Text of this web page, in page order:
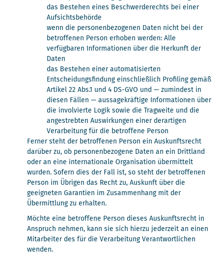
das Bestehen eines Beschwerderechts bei einer
Aufsichtsbehörde
wenn die personenbezogenen Daten nicht bei der
betroffenen Person erhoben werden: Alle
verfügbaren Informationen über die Herkunft der
Daten
das Bestehen einer automatisierten
Entscheidungsfindung einschließlich Profiling gemäß
Artikel 22 Abs.1 und 4 DS-GVO und — zumindest in
diesen Fällen — aussagekräftige Informationen über
die involvierte Logik sowie die Tragweite und die
angestrebten Auswirkungen einer derartigen
Verarbeitung für die betroffene Person
Ferner steht der betroffenen Person ein Auskunftsrecht
darüber zu, ob personenbezogene Daten an ein Drittland
oder an eine internationale Organisation übermittelt
wurden. Sofern dies der Fall ist, so steht der betroffenen
Person im Übrigen das Recht zu, Auskunft über die
geeigneten Garantien im Zusammenhang mit der
Übermittlung zu erhalten.
Möchte eine betroffene Person dieses Auskunftsrecht in
Anspruch nehmen, kann sie sich hierzu jederzeit an einen
Mitarbeiter des für die Verarbeitung Verantwortlichen
wenden.